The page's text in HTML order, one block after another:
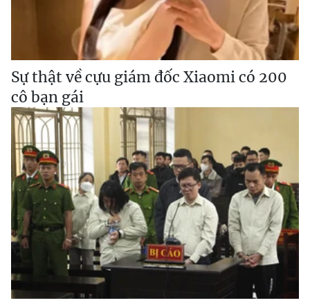
Sự thật về cựu giám đốc Xiaomi có 200
cô bạn gái